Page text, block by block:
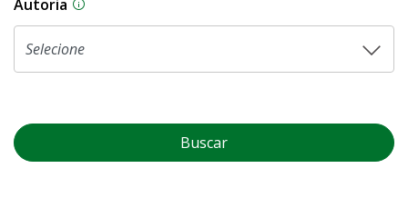
Autoria As proposições legislativas na CLDF podem
Buscar